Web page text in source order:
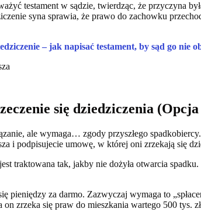
testament w sądzie, twierdząc, że przyczyna
syna sprawia, że prawo do zachowku
– jak napisać testament, by sąd go nie
się dziedziczenia
ale wymaga… zgody przyszłego
i podpisujecie umowę, w której oni zrzekają się
traktowana tak, jakby nie dożyła otwarcia
pieniędzy za darmo. Zazwyczaj wymaga to
on zrzeka się praw do mieszkania wartego 500 tys.